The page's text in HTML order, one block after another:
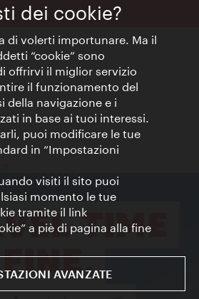
dei dati
dei cookie?
di volerti importunare. Ma il
“cookie” sono
offrirvi il miglior servizio
il funzionamento del
della navigazione e i
in base ai tuoi interessi.
puoi modificare le tue
in “Impostazioni
visiti il sito puoi
momento le tue
tramite il link
a piè di pagina alla fine
AVANZATE